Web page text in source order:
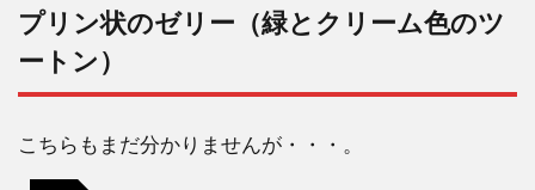
プリン状のゼリー（緑とクリーム色のツ
ートン）
こちらもまだ分かりませんが・・・。